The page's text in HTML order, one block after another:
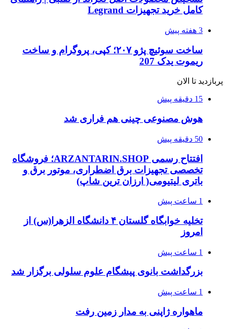
کامل خرید تجهیزات Legrand
3 هفته پیش
ساخت سوئیچ پژو ۲۰۷؛ کپی، پروگرام و ساخت
ریموت یدک 207
پربازدید تا الان
15 دقیقه پیش
هوش مصنوعی چینی هم فراری شد
50 دقیقه پیش
افتتاح رسمی ARZANTARIN.SHOP؛ فروشگاه
تخصصی تجهیزات برق اضطراری، موتور برق و
باتری لیتیومی( ارزان ترین شاپ)
1 ساعت پیش
تخلیه خوابگاه گلستان ۴ دانشگاه الزهرا(س) از
امروز
1 ساعت پیش
بزرگداشت بانوی پیشگام علوم سلولی برگزار شد
1 ساعت پیش
ماهواره ژاپنی به مدار زمین رفت